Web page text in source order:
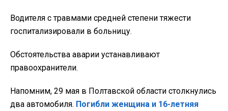
Водителя с травмами средней степени тяжести
госпитализировали в больницу.
Обстоятельства аварии устанавливают
правоохранители.
Напомним, 29 мая в Полтавской области столкнулись
два автомобиля. Погибли женщина и 16-летняя